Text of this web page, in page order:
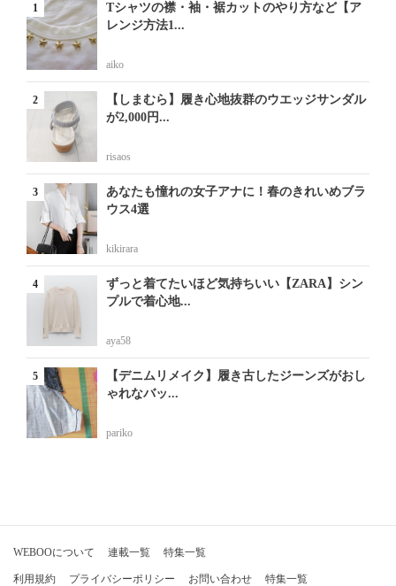
Tシャツの襟・袖・裾カットのやり方など【ア
レンジ方法1...
aiko
【しまむら】履き心地抜群のウエッジサンダル
が2,000円...
risaos
あなたも憧れの女子アナに！春のきれいめブラ
ウス4選
kikirara
ずっと着てたいほど気持ちいい【ZARA】シン
プルで着心地...
aya58
【デニムリメイク】履き古したジーンズがおし
ゃれなバッ...
pariko
WEBOOについて 連載一覧 特集一覧
利用規約 プライバシーポリシー お問い合わせ 特集一覧